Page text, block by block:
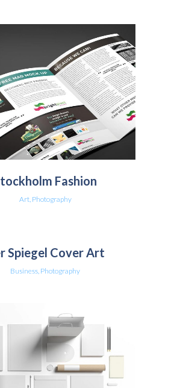
Fashion
Art, Photography
Spiegel Cover Art
Business, Photography